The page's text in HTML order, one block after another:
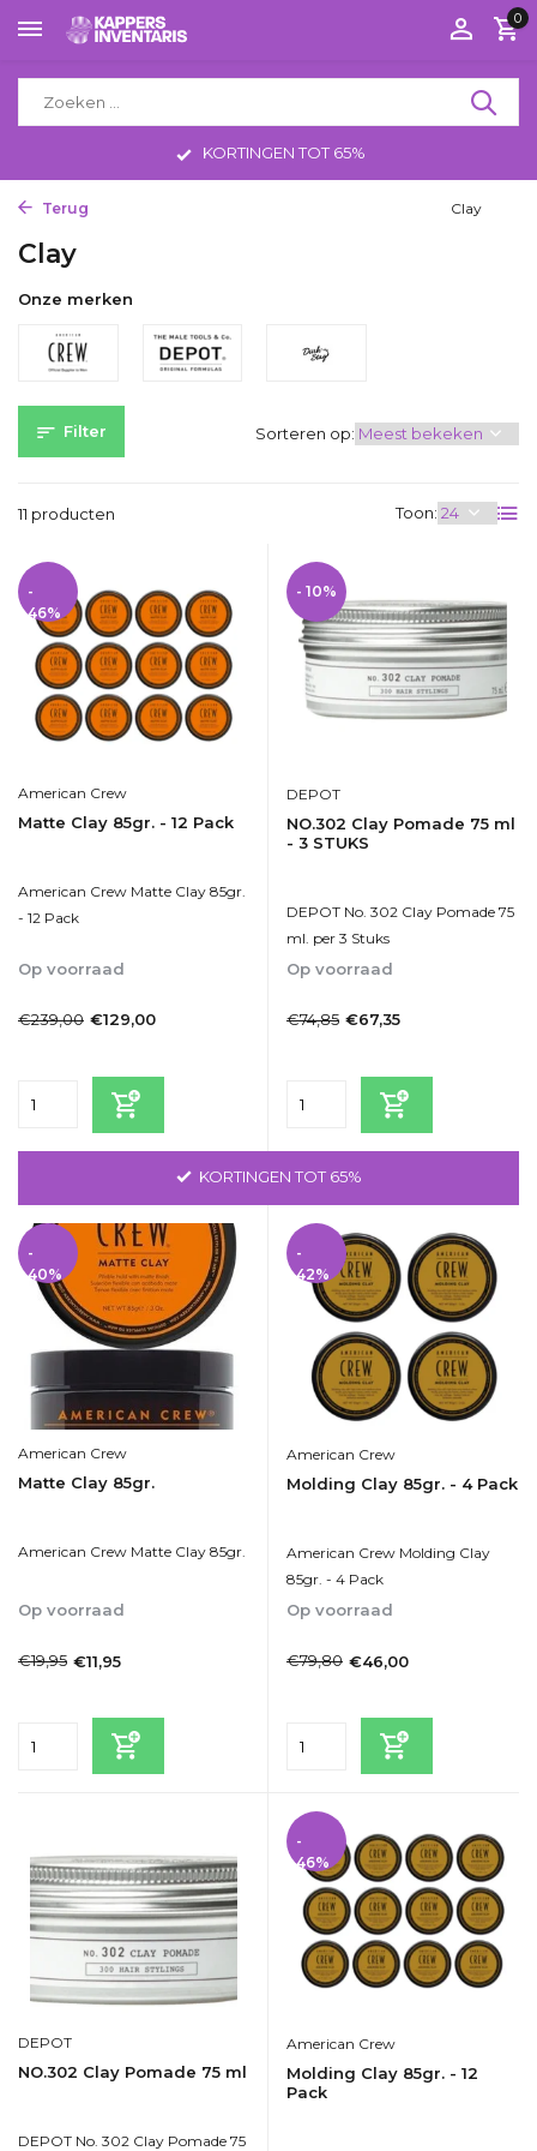
0
KORTINGEN TOT 65%
Terug Clay
Clay
Onze merken
Filter
11 producten Toon:
Sorteren op:
-
46%
American Crew
Matte Clay 85gr. - 12 Pack
American Crew Matte Clay 85gr.
- 12 Pack
Op voorraad
€239,00 €129,00
- 10%
DEPOT
NO.302 Clay Pomade 75 ml
- 3 STUKS
DEPOT No. 302 Clay Pomade 75
ml. per 3 Stuks
Op voorraad
€74,85 €67,35
KORTINGEN TOT 65%
-
40%
American Crew
Matte Clay 85gr.
American Crew Matte Clay 85gr.
Op voorraad
€19,95 €11,95
-
42%
American Crew
Molding Clay 85gr. - 4 Pack
American Crew Molding Clay
85gr. - 4 Pack
Op voorraad
€79,80 €46,00
DEPOT
NO.302 Clay Pomade 75 ml
DEPOT No. 302 Clay Pomade 75
-
46%
American Crew
Molding Clay 85gr. - 12
Pack